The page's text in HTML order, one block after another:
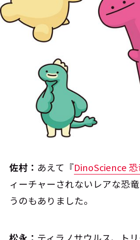
佐村： あえて『DinoScience
ィーチャーされないレアな恐
うのもありました。
松永： ティラノサウルス、ト